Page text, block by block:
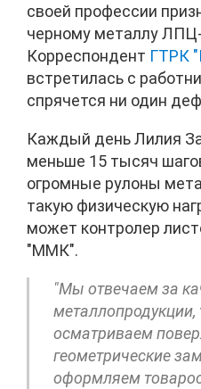
своей профессии
черному металлу
Корреспондент ГТРК
встретилась с
спрячется ни один
Каждый день Лилия
меньше 15 тысяч
огромные рулоны
такую физическую
может контролер
"ММК".
"Мы отвечаем за
металлопродукции,
осматриваем
геометрические
оформляем